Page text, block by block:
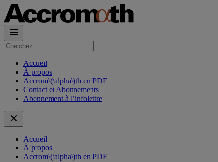
Rechercher :
Accueil
À propos
Accrom\(\alpha\)th en PDF
Contact et Abonnements
Abonnement à l’infolettre
Accueil
À propos
Accrom\(\alpha\)th en PDF